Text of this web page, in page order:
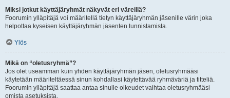
Miksi jotkut käyttäjäryhmät näkyvät eri väreillä?
Foorumin ylläpitäjä voi määritellä tietyn käyttäjäryhmän jäsenille värin joka
helpottaa kyseisen käyttäjäryhmän jäsenten tunnistamista.
Ylös
Mikä on “oletusryhmä”?
Jos olet useamman kuin yhden käyttäjäryhmän jäsen, oletusryhmääsi
käytetään määriteltäessä sinun kohdallasi käytettävää ryhmäväriä ja titteliä.
Foorumin ylläpitäjä saattaa antaa sinulle oikeudet vaihtaa oletusryhmääsi
omista asetuksista.